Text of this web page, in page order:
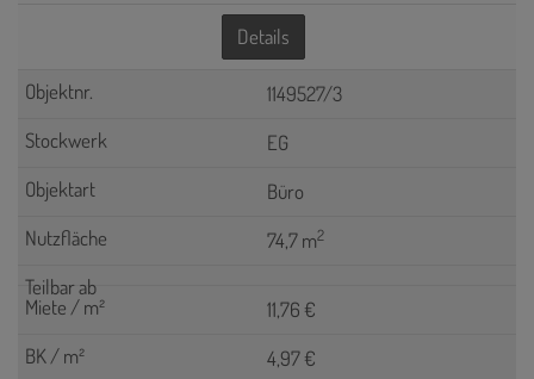
Details
1149527/3
EG
Büro
74,7 m2
11,76 €
4,97 €